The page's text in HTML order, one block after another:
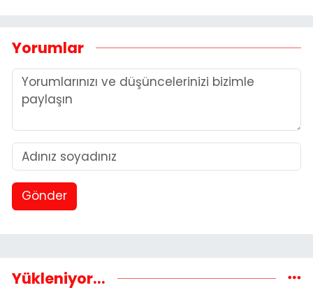
Yorumlar
Gönder
Yükleniyor...